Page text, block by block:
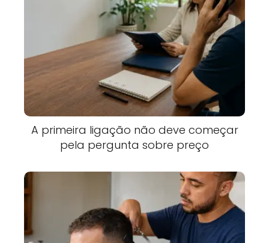
A primeira ligação não deve começar
pela pergunta sobre preço